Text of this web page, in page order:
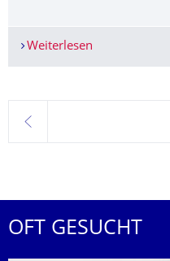
Weiterlesen
zurück
OFT GESUCHT